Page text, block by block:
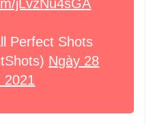
jLvzNu4sGA
Perfect Shots
Ngày 28
2021